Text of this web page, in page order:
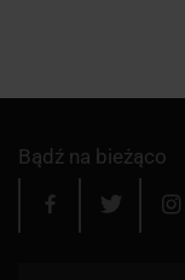
Bądź na bieżąco